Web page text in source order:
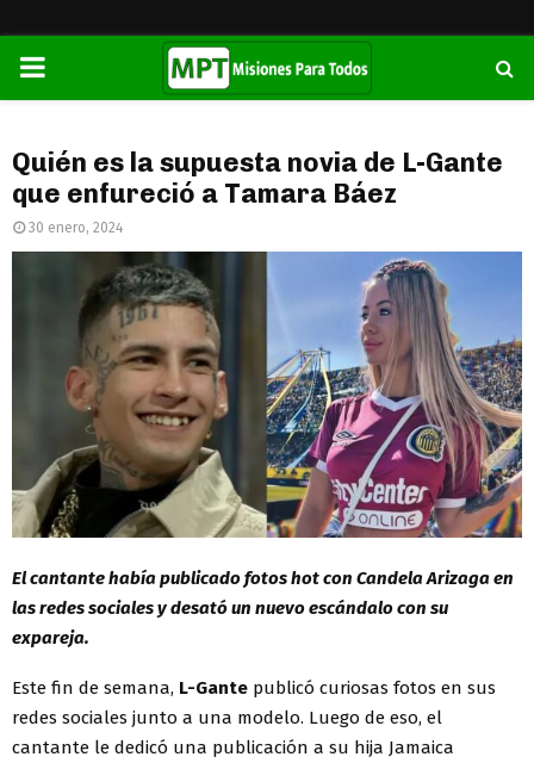
PRIMARY
Quién es la supuesta novia de L-Gante
que enfureció a Tamara Báez
30 enero, 2024
El cantante había publicado fotos hot con Candela Arizaga en
las redes sociales y desató un nuevo escándalo con su
expareja.
Este fin de semana, L-Gante publicó curiosas fotos en sus
redes sociales junto a una modelo. Luego de eso, el
cantante le dedicó una publicación a su hija Jamaica